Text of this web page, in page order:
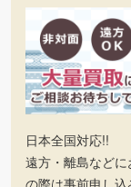
日本全国対応!!
遠方・離島など
の際は事前申し込